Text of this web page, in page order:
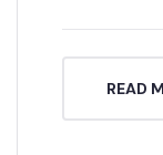
READ